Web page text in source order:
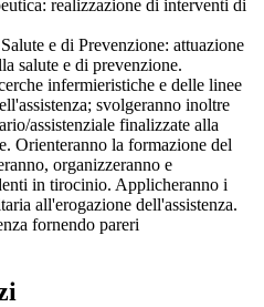
realizzazione di interventi di
e di Prevenzione: attuazione
salute e di prevenzione.
infermieristiche e delle linee
svolgeranno inoltre
assistenziale finalizzate alla
Orienteranno la formazione del
organizzeranno e
in tirocinio. Applicheranno i
all'erogazione dell'assistenza.
fornendo pareri